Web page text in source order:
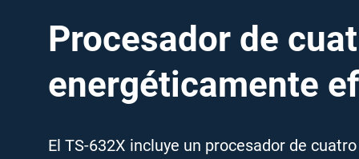
Procesador de
energéticamente
El TS-632X incluye un procesador de